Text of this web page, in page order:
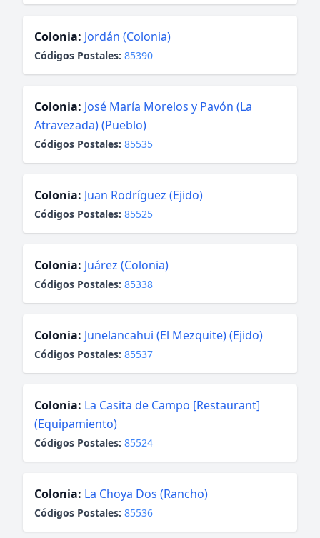
Colonia: Jordán (Colonia)
Códigos Postales: 85390
Colonia: José María Morelos y Pavón (La
Atravezada) (Pueblo)
Códigos Postales: 85535
Colonia: Juan Rodríguez (Ejido)
Códigos Postales: 85525
Colonia: Juárez (Colonia)
Códigos Postales: 85338
Colonia: Junelancahui (El Mezquite) (Ejido)
Códigos Postales: 85537
Colonia: La Casita de Campo [Restaurant]
(Equipamiento)
Códigos Postales: 85524
Colonia: La Choya Dos (Rancho)
Códigos Postales: 85536